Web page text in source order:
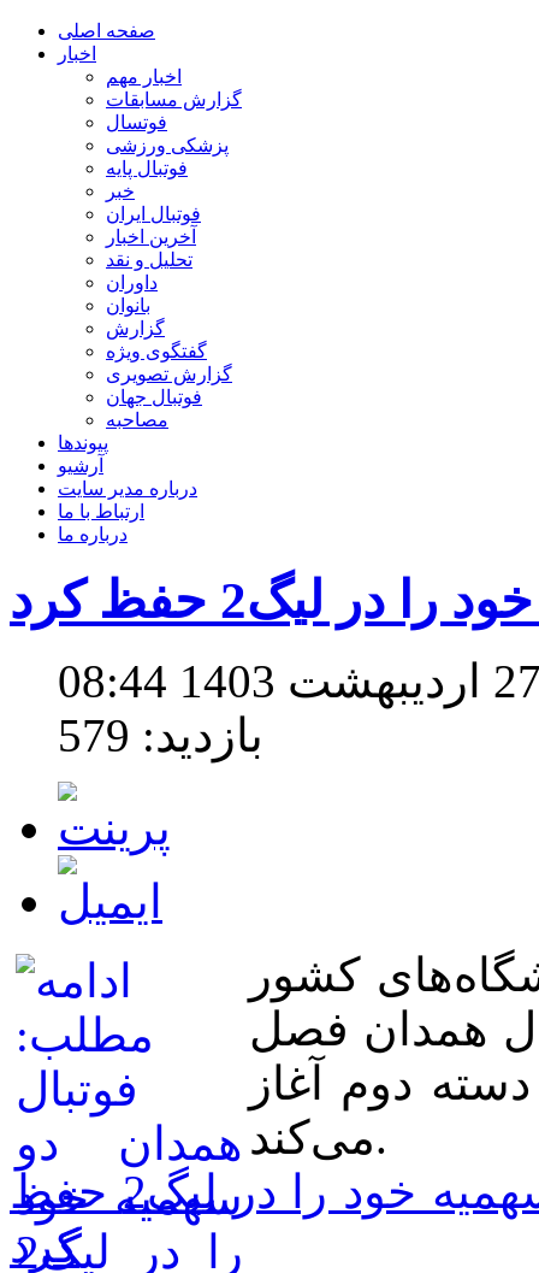
صفحه اصلی
اخبار
اخبار مهم
گزارش مسابقات
فوتسال
پزشکی ورزشی
فوتبال پایه
خبر
فوتبال ایران
آخرین اخبار
تحلیل و نقد
داوران
بانوان
گزارش
گفتگوی ویژه
گزارش تصویری
فوتبال جهان
مصاحبه
پیوندها
آرشیو
درباره مدیر سایت
ارتباط با ما
درباره ما
لیگ2 حفظ کرد
بازدید: 579
کشور
همدان فصل
دسته دوم آغاز
می‌کند.
ادامه مطلب: فوتبال همدان دو سهمیه خود را در لیگ2 حفظ
کرد